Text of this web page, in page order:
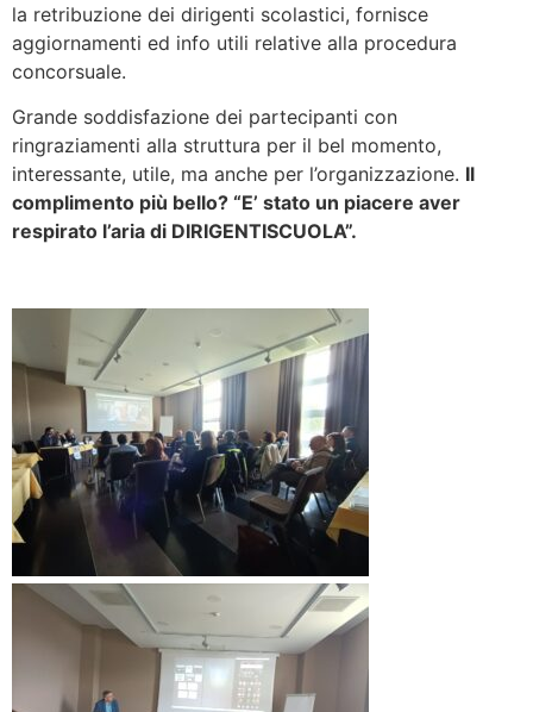
la retribuzione dei dirigenti scolastici, fornisce
aggiornamenti ed info utili relative alla procedura
concorsuale.
Grande soddisfazione dei partecipanti con
ringraziamenti alla struttura per il bel momento,
interessante, utile, ma anche per l’organizzazione. Il
complimento più bello? “E’ stato un piacere aver
respirato l’aria di DIRIGENTISCUOLA”.